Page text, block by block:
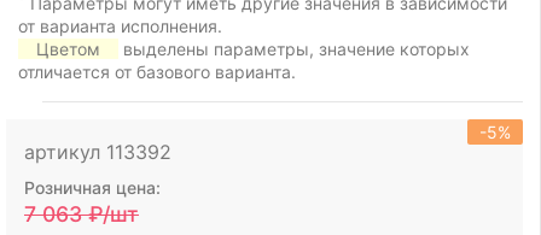
от варианта исполнения.
Цветом
выделены параметры, значение которых
отличается от базового варианта.
артикул 113392
-5%
Розничная цена:
7 063₽/шт